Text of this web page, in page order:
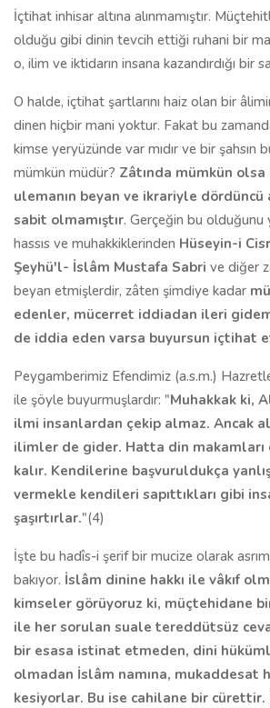
İçtihat inhisar altına alınmamıştır.
olduğu gibi dinin tevcih ettiği ruhani bir
o, ilim ve iktidarın insana kazandırdığı bir
O halde, içtihat şartlarını haiz olan bir
dinen hiçbir mani yoktur. Fakat bu
kimse yeryüzünde var mıdır ve bir şahsın
mümkün müdür? Zâtında mümkün
ulemanın beyan ve ikrariyle dördüncü
sabit olmamıştır. Gerçeğin bu
hassıs ve muhakkiklerinden Hüseyin-i
Şeyhü'l- İslâm Mustafa Sabri ve diğer
beyan etmişlerdir, zâten şimdiye kadar
edenler, mücerret iddiadan ileri
de iddia eden varsa buyursun içtihat
Peygamberimiz Efendimiz (a.s.m.)
ile şöyle buyurmuşlardır: "Muhakkak ki,
ilmi insanlardan çe­kip almaz. Ancak
ilimler de gider. Hatta din
kalır. Kendilerine başvuruldukça
vermekle kendileri sapıttıkları gibi
şaşırtırlar."(4)
İşte bu hadîs-i şerif bir mucize olarak
ba­kıyor. İslâm dinine hakkı ile vâkıf
kimseler görüyoruz ki, müçtehidane
ile her sorulan suale tereddütsüz
bir esasa istinat etmeden, dini
olmadan İslâm namına, mukaddesat
kesiyorlar. Bu ise ca­hilane bir cürettir.